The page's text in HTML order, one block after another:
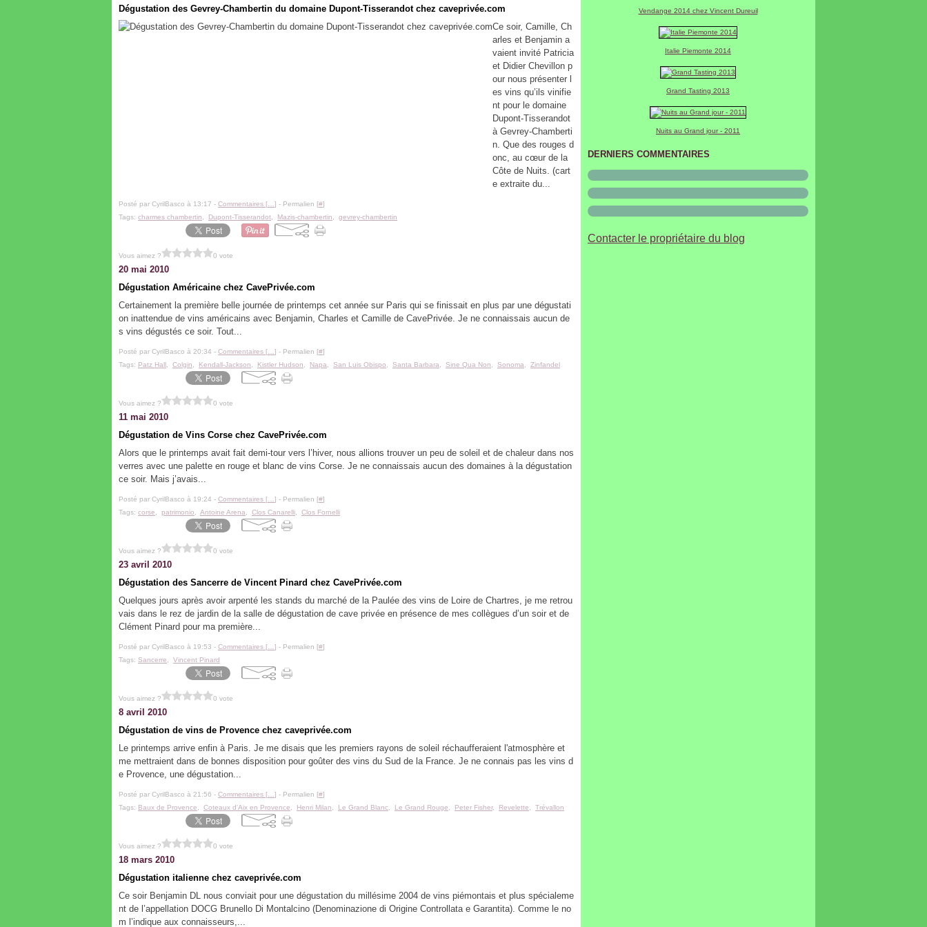
Dégustation des Gevrey-Chambertin du domaine Dupont-Tisserandot chez caveprivée.com
Ce soir, Camille, Ch
arles et Benjamin a
vaient invité Patricia
et Didier Chevillon p
our nous présenter l
es vins qu’ils vinifie
nt pour le domaine
Dupont-Tisserandot
à Gevrey-Chamberti
n. Que des rouges d
onc, au cœur de la
Côte de Nuits. (cart
e extraite du...
Posté par CyrilBasco à 13:17 - Commentaires [ ] - Permalien [#]
Tags: charmes chambertin Dupont-Tisserandot Mazis-chambertin gevrey-chambertin
Vous aimez ? 0 vote
20 mai 2010
Dégustation Américaine chez CavePrivée.com
Certainement la première belle journée de printemps cet année sur Paris qui se finissait en plus par une dégustati
on inattendue de vins américains avec Benjamin, Charles et Camille de CavePrivée. Je ne connaissais aucun de
s vins dégustés ce soir. Tout...
Posté par CyrilBasco à 20:34 - Commentaires [ ] - Permalien [#]
Tags: Patz Hall Colgin Kendall-Jackson Kistler Hudson Napa San Luis Obispo Santa Barbara Sine Qua Non Sonoma Zinfandel
Vous aimez ? 0 vote
11 mai 2010
Dégustation de Vins Corse chez CavePrivée.com
Alors que le printemps avait fait demi-tour vers l’hiver, nous allions trouver un peu de soleil et de chaleur dans nos
verres avec une palette en rouge et blanc de vins Corse. Je ne connaissais aucun des domaines à la dégustation
ce soir. Mais j’avais...
Posté par CyrilBasco à 19:24 - Commentaires [ ] - Permalien [#]
Tags: corse patrimonio Antoine Arena Clos Canarelli Clos Fornelli
Vous aimez ? 0 vote
23 avril 2010
Dégustation des Sancerre de Vincent Pinard chez CavePrivée.com
Quelques jours après avoir arpenté les stands du marché de la Paulée des vins de Loire de Chartres, je me retrou
vais dans le rez de jardin de la salle de dégustation de cave privée en présence de mes collègues d’un soir et de
Clément Pinard pour ma première...
Posté par CyrilBasco à 19:53 - Commentaires [ ] - Permalien [#]
Tags: Sancerre Vincent Pinard
Vous aimez ? 0 vote
8 avril 2010
Dégustation de vins de Provence chez caveprivée.com
Le printemps arrive enfin à Paris. Je me disais que les premiers rayons de soleil réchaufferaient l'atmosphère et
me mettraient dans de bonnes disposition pour goûter des vins du Sud de la France. Je ne connais pas les vins d
e Provence, une dégustation...
Posté par CyrilBasco à 21:56 - Commentaires [ ] - Permalien [#]
Tags: Baux de Provence Coteaux d'Aix en Provence Henri Milan Le Grand Blanc Le Grand Rouge Peter Fisher, Revelette Trévallon
Vous aimez ? 0 vote
18 mars 2010
Dégustation italienne chez caveprivée.com
Ce soir Benjamin DL nous conviait pour une dégustation du millésime 2004 de vins piémontais et plus spécialeme
nt de l’appellation DOCG Brunello Di Montalcino (Denominazione di Origine Controllata e Garantita). Comme le no
m l’indique aux connaisseurs,...
Vendange 2014 chez Vincent Dureuil
Italie Piemonte 2014
Grand Tasting 2013
Nuits au Grand jour - 2011
DERNIERS COMMENTAIRES
Contacter le propriétaire du blog